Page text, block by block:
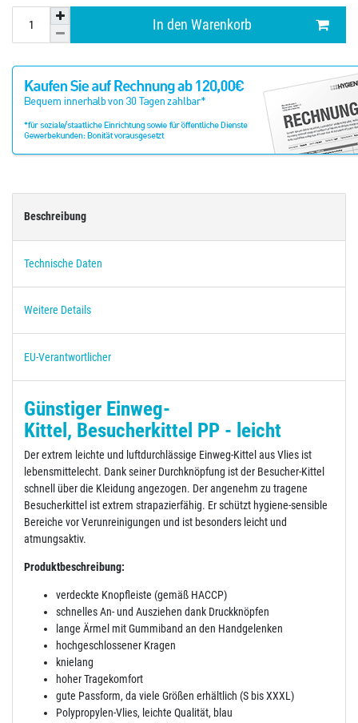
In den Warenkorb
Beschreibung
Technische Daten
Weitere Details
EU-Verantwortlicher
Günstiger Einweg-
Kittel, Besucherkittel PP - leicht
Der extrem leichte und luftdurchlässige Einweg-Kittel aus Vlies ist
lebensmittelecht. Dank seiner Durchknöpfung ist der Besucher-Kittel
schnell über die Kleidung angezogen. Der angenehm zu tragene
Besucherkittel ist extrem strapazierfähig. Er schützt hygiene-sensible
Bereiche vor Verunreinigungen und ist besonders leicht und
atmungsaktiv.
Produktbeschreibung:
verdeckte Knopfleiste (gemäß HACCP)
schnelles An- und Ausziehen dank Druckknöpfen
lange Ärmel mit Gummiband an den Handgelenken
hochgeschlossener Kragen
knielang
hoher Tragekomfort
gute Passform, da viele Größen erhältlich (S bis XXXL)
Polypropylen-Vlies, leichte Qualität, blau